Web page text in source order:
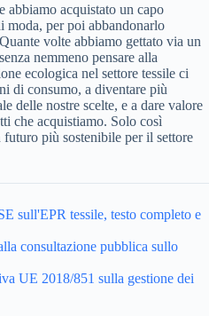
abbiamo acquistato un capo
moda, per poi abbandonarlo
volte abbiamo gettato via un
nemmeno pensare alla
ecologica nel settore tessile ci
di consumo, a diventare più
delle nostre scelte, e a dare valore
che acquistiamo. Solo così
più sostenibile per il settore
sull'EPR tessile, testo completo e
consultazione pubblica sullo
UE 2018/851 sulla gestione dei